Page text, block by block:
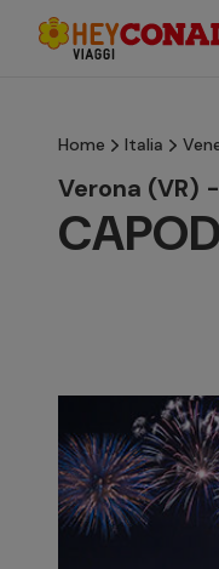
Home Italia
Verona (VR)